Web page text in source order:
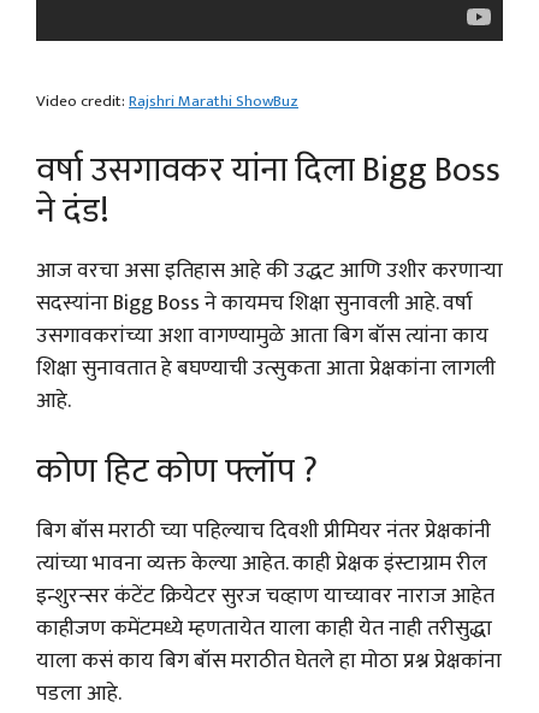
Video credit:Rajshri Marathi ShowBuz
वर्षा उसगावकर यांना दिला Bigg Boss
ने दंड!
आज वरचा असा इतिहास आहे की उद्धट आणि उशीर करणाऱ्या
सदस्यांना Bigg Boss ने कायमच शिक्षा सुनावली आहे. वर्षा
उसगावकरांच्या अशा वागण्यामुळे आता बिग बॉस त्यांना काय
शिक्षा सुनावतात हे बघण्याची उत्सुकता आता प्रेक्षकांना लागली
आहे.
कोण हिट कोण फ्लॉप ?
बिग बॉस मराठी च्या पहिल्याच दिवशी प्रीमियर नंतर प्रेक्षकांनी
त्यांच्या भावना व्यक्त केल्या आहेत. काही प्रेक्षक इंस्टाग्राम रील
इन्शुरन्सर कंटेंट क्रियेटर सुरज चव्हाण याच्यावर नाराज आहेत
काहीजण कमेंटमध्ये म्हणतायेत याला काही येत नाही तरीसुद्धा
याला कसं काय बिग बॉस मराठीत घेतले हा मोठा प्रश्न प्रेक्षकांना
पडला आहे.